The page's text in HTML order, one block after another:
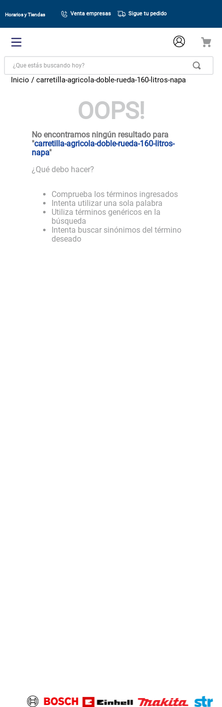
Horarios y Tiendas Venta empresas Sigue tu pedido
¿Que estás buscando hoy?
carretilla-agricola-doble-rueda-160-litros-napa
OOPS!
No encontramos ningún resultado para
"carretilla-agricola-doble-rueda-160-litros-
napa"
¿Qué debo hacer?
Comprueba los términos ingresados
Intenta utilizar una sola palabra
Utiliza términos genéricos en la
búsqueda
Intenta buscar sinónimos del término
deseado